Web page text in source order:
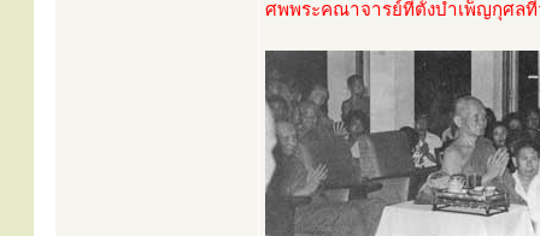
ศพพระคณาจารย์ที่ตั้งบำเพ็ญกุศล